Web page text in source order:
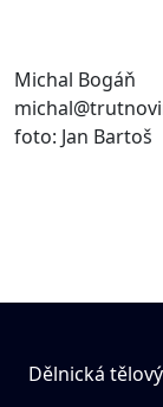
Michal
foto: Jan Bartoš
Dělnická